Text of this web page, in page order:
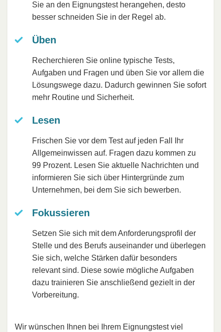
Sie an den Eignungstest herangehen, desto
besser schneiden Sie in der Regel ab.
Üben
Recherchieren Sie online typische Tests,
Aufgaben und Fragen und üben Sie vor allem die
Lösungswege dazu. Dadurch gewinnen Sie sofort
mehr Routine und Sicherheit.
Lesen
Frischen Sie vor dem Test auf jeden Fall Ihr
Allgemeinwissen auf. Fragen dazu kommen zu
99 Prozent. Lesen Sie aktuelle Nachrichten und
informieren Sie sich über Hintergründe zum
Unternehmen, bei dem Sie sich bewerben.
Fokussieren
Setzen Sie sich mit dem Anforderungsprofil der
Stelle und des Berufs auseinander und überlegen
Sie sich, welche Stärken dafür besonders
relevant sind. Diese sowie mögliche Aufgaben
dazu trainieren Sie anschließend gezielt in der
Vorbereitung.
Wir wünschen Ihnen bei Ihrem Eignungstest viel